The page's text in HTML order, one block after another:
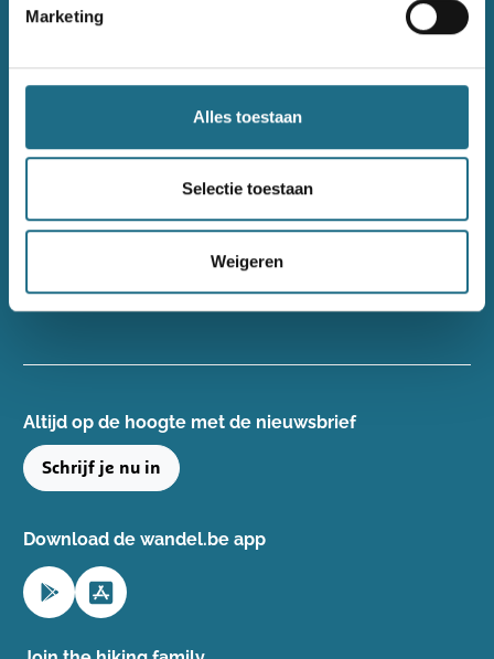
Marketing
Alles toestaan
Selectie toestaan
Weigeren
Wandelinspiratie
Gezondheid
+32(0)50 40 51 40
info@wandelsport.be
BE 0643 481 073
Altijd op de hoogte ​met de nieuwsbrief
Schrijf je nu in
Download de wandel.be app